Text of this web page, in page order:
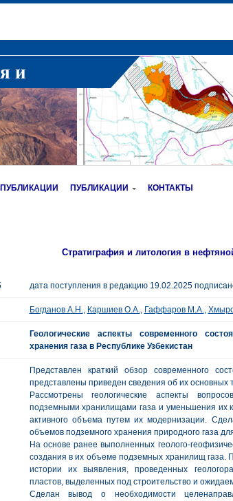
и
ПУБЛИКАЦИИ КОНТАКТЫ
Стратиграфия и литология в
дата поступления в редакцию 19.02.2025
Богданов А.Н., Каршиев О.А., Гаффаров М.А.,
Геологические аспекты современного
хранения газа в Республике Узбекистан
Представлен краткий обзор современного
представлены приведен сведения об их основных
Рассмотрены геологические аспекты
подземными хранилищами газа и уменьшения их
активного объема путем их модернизации.
объемов подземного хранения природного газа
На основе ранее выполненных геолого-
создания в их объеме подземных хранилищ газа.
истории их выявления, проведенных
пластов, выделенных под строительство и
Сделан вывод о необходимости